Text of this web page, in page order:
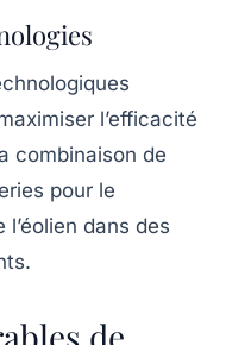
l’efficacité
combinaison de
pour le
dans des